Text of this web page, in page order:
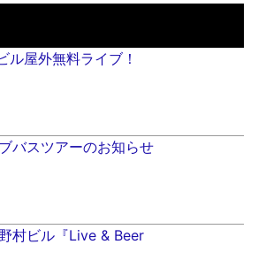
屋外無料ライブ！
バスツアーのお知らせ
村ビル『Live & Beer